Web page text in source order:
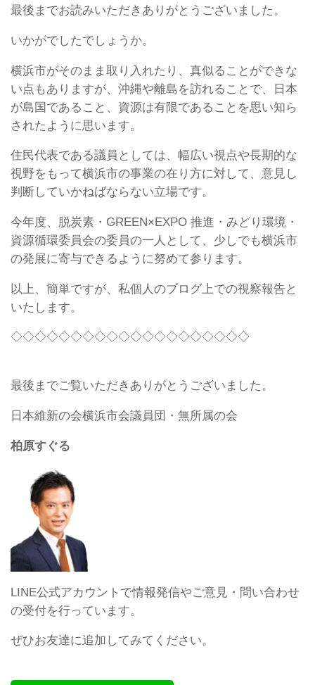
最後までお読みいただきありがとうございました。
いかがでしたでしょうか。
横浜市がそのまま取り入れたり、真似ることができな
い点もありますが、沖縄や離島を訪れることで、日本
が島国であること、資源は有限であることを思い知ら
されたように思います。
住民代表である議員としては、幅広い視点や長期的な
視野をもって横浜市の事業の在り方に対して、意見し
判断していかねばならない立場です。
今年度、脱炭素・GREEN×EXPO 推進・みどり環境・
資源循環委員会の委員の一人として、少しでも横浜市
の発展に寄与できるように努めて参ります。
以上、簡単ですが、私個人のブログ上での視察報告と
いたします。
◇◇◇◇◇◇◇◇◇◇◇◇◇◇◇◇◇◇◇◇
最後までご覧いただきありがとうございました。
日本維新の会横浜市会議員団・無所属の会
柏原すぐる
LINE公式アカウントで情報発信やご意見・問い合わせ
の受付を行っています。
ぜひお友達に追加してみてください。